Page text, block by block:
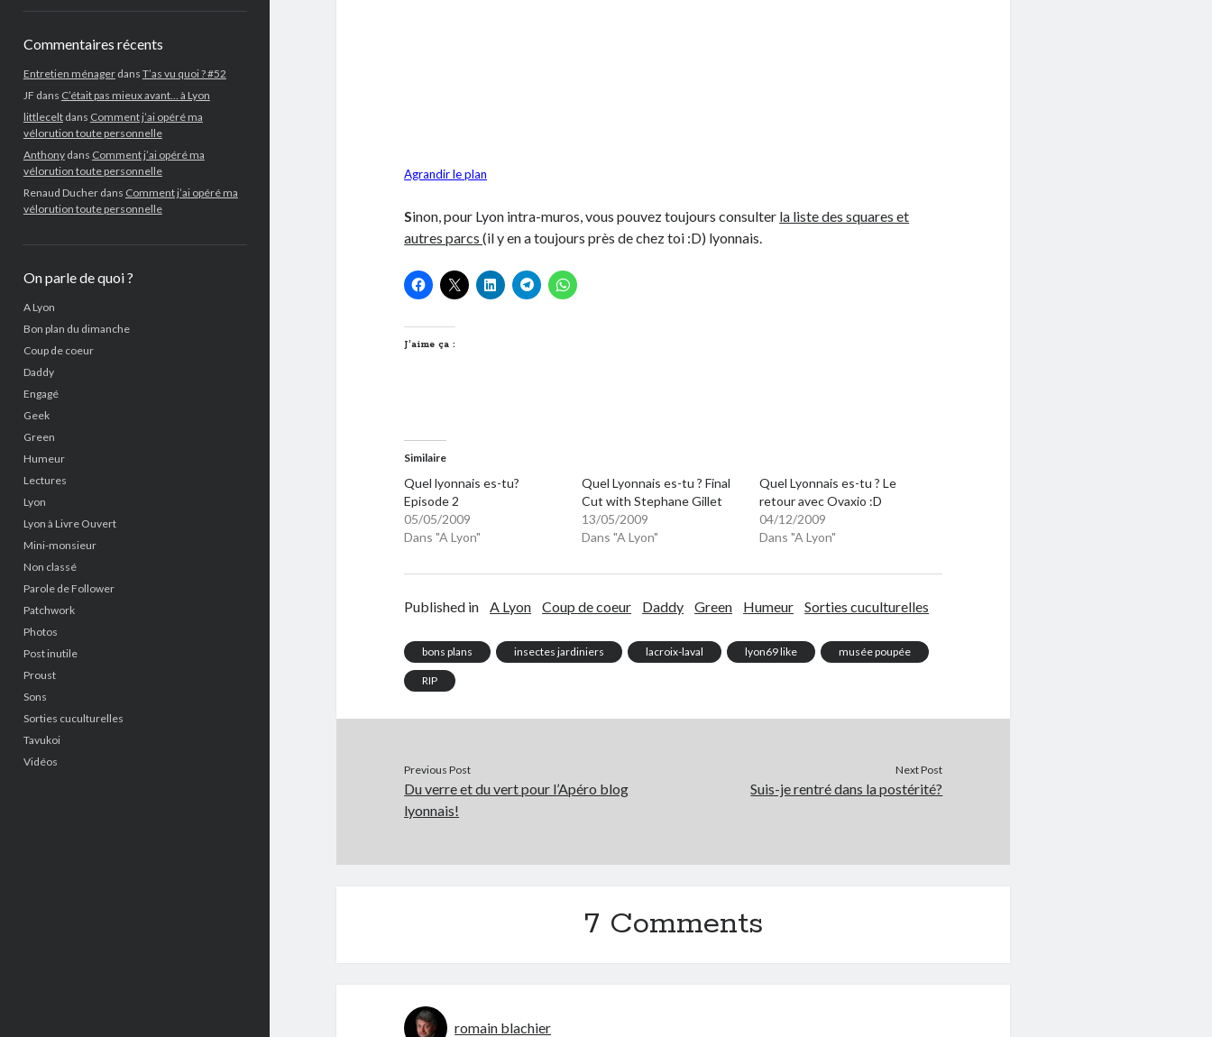
Commentaires récents
Entretien ménagerdans T’as vu quoi ? #52
JF dans C’était pas mieux avant… à Lyon
littleceltdans Comment j’ai opéré ma
vélorution toute personnelle
Anthonydans Comment j’ai opéré ma
vélorution toute personnelle
Renaud Ducherdans Comment j’ai opéré ma
vélorution toute personnelle
On parle de quoi ?
A Lyon
Bon plan du dimanche
Coup de coeur
Daddy
Engagé
Geek
Green
Humeur
Lectures
Lyon
Lyon à Livre Ouvert
Mini-monsieur
Non classé
Parole de Follower
Patchwork
Photos
Post inutile
Proust
Sons
Sorties cuculturelles
Tavukoi
Vidéos
Agrandir le plan
Sinon, pour Lyon intra-muros, vous pouvez toujours consulter la liste des squares et
autres parcs(il y en a toujours près de chez toi :D) lyonnais.
J’aime ça :
Similaire
Quel lyonnais es-tu?
Episode 2
05/05/2009
Dans "A Lyon"
Quel Lyonnais es-tu ? Final
Cut with Stephane Gillet
13/05/2009
Dans "A Lyon"
Quel Lyonnais es-tu ? Le
retour avec Ovaxio :D
04/12/2009
Dans "A Lyon"
Published in A Lyon Coup de coeur Daddy Green Humeur Sorties cuculturelles
bons plans insectes jardiniers lacroix-laval lyon69 like musée poupée
RIP
Previous Post
Du verre et du vert pour l’Apéro blog
lyonnais!
Next Post
Suis-je rentré dans la postérité?
7 Comments
romain blachier